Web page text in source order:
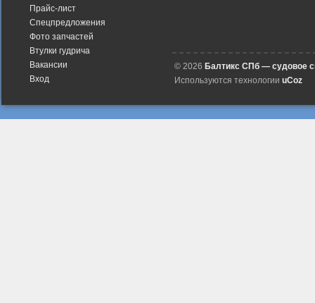
Прайс-лист
Спецпредложения
Фото запчастей
Втулки гудрича
Вакансии
Вход
© 2026 Балтикс СПб — судовое
Используются технологии uCoz